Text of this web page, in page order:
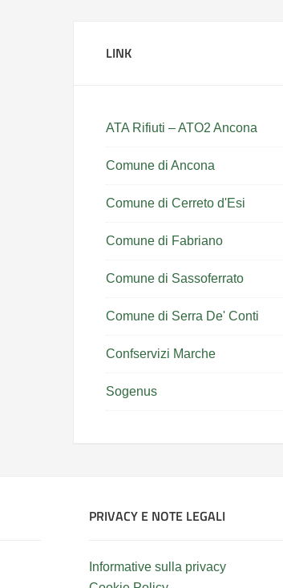
LINK
ATA Rifiuti – ATO2 Ancona
Comune di Ancona
Comune di Cerreto d'Esi
Comune di Fabriano
Comune di Sassoferrato
Comune di Serra De' Conti
Confservizi Marche
Sogenus
PRIVACY E NOTE LEGALI
Informative sulla privacy